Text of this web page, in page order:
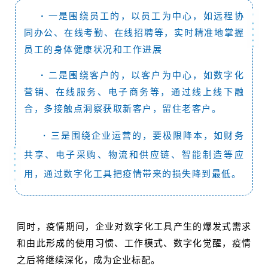
· 一是围绕员工的，以员工为中心，如远程协
同办公、在线考勤、在线招聘等，实时精准地掌握
员工的身体健康状况和工作进展
·
二是围绕客户的，以客户为中心，如数字化
营销、在线服务、电子商务等，通过线上线下融
合，多接触点洞察获取新客户，留住老客户。
· 三是围绕企业运营的，要极限降本，如财务
共享、电子采购、物流和供应链、智能制造等应
用，通过数字化工具把疫情带来的损失降到最低。
同时，疫情期间，企业对数字化工具产生的爆发式需求
和由此形成的使用习惯、工作模式、数字化觉醒，疫情
之后将继续深化，成为企业标配。